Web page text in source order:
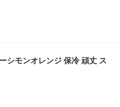
シモンオレンジ 保冷 頑丈 ス